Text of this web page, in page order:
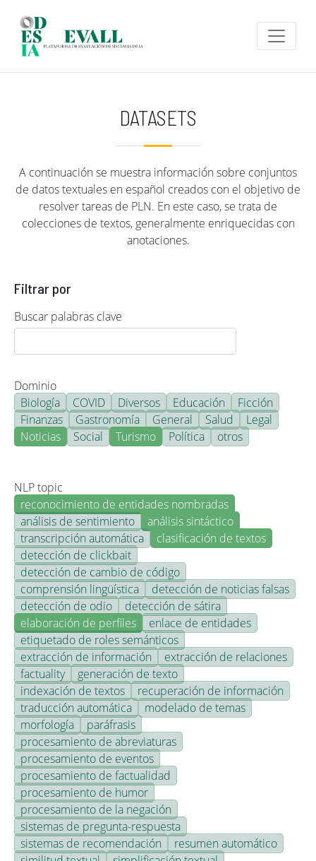
DATASETS
A continuación se muestra información sobre conjuntos
de datos textuales en español creados con el objetivo de
resolver tareas de PLN. En este caso, se trata de
colecciones de textos, generalmente enriquecidas con
anotaciones.
Filtrar por
Buscar palabras clave
Dominio
Biología
COVID Diversos Educación
Ficción
Finanzas
Gastronomía General Salud
Legal
Noticias
Social Turismo Política otros
NLP topic
reconocimiento de entidades nombradas
análisis de sentimiento
análisis sintáctico
transcripción automática
clasificación de textos
detección de clickbait
detección de cambio de código
comprensión lingüística
detección de noticias falsas
detección de odio
detección de sátira
elaboración de perfiles
enlace de entidades
etiquetado de roles semánticos
extracción de información
extracción de relaciones
factuality
generación de texto
indexación de textos
recuperación de información
traducción automática
modelado de temas
morfología
paráfrasis
procesamiento de abreviaturas
procesamiento de eventos
procesamiento de factualidad
procesamiento de humor
procesamiento de la negación
sistemas de pregunta-respuesta
sistemas de recomendación
resumen automático